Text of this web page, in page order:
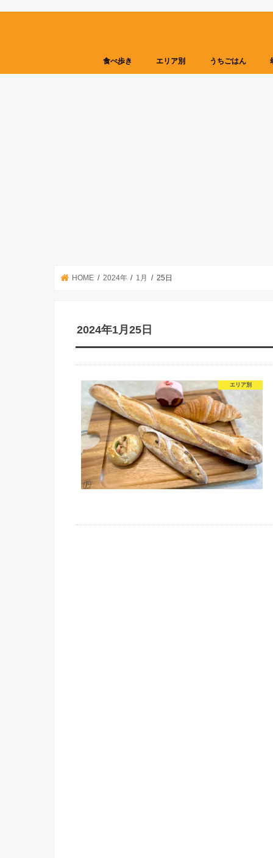
食べ歩き エリア別 うちごはん
HOME 2024年 1月 25日
2024年1月25日
エリア別